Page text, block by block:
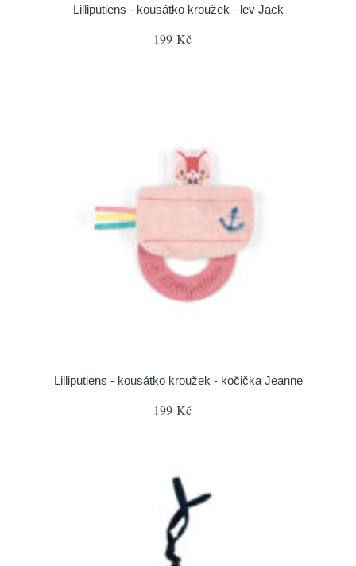
Lilliputiens - kousátko kroužek - lev Jack
199 Kč
Lilliputiens - kousátko kroužek - kočička Jeanne
199 Kč